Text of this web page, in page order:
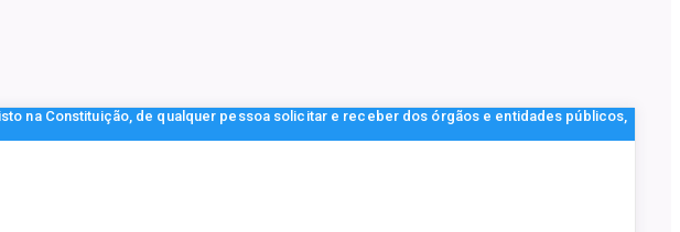
na Constituição, de qualquer pessoa solicitar e receber dos órgãos e entidades públicos,